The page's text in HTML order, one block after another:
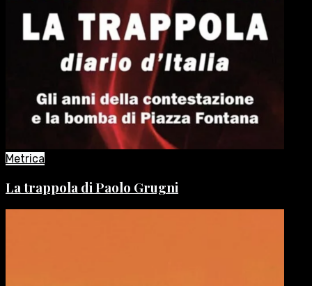
Metrica
La trappola di Paolo Grugni